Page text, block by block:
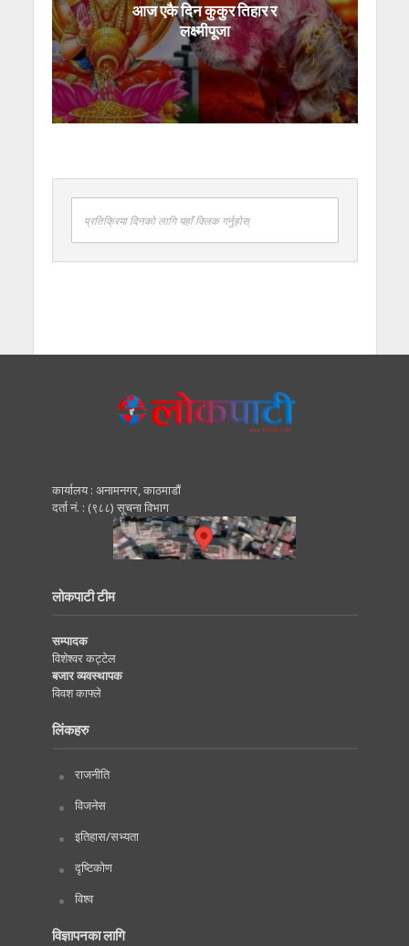
आज एकै दिन कुकुर तिहार र
लक्ष्मीपूजा
प्रतिक्रिया दिनको लागि यहाँ क्लिक गर्नुहोस्
कार्यालय : अनामनगर, काठमाडाैं
दर्ता नं. : (९८८) सूचना विभाग
लोकपाटी टीम
सम्पादक
विशेश्वर कट्टेल
बजार व्यवस्थापक
विवश काफ्ले
लिंकहरु
राजनीति
विजनेस
इतिहास/सभ्यता
दृष्टिकोण
विश्व
विज्ञापनका लागि